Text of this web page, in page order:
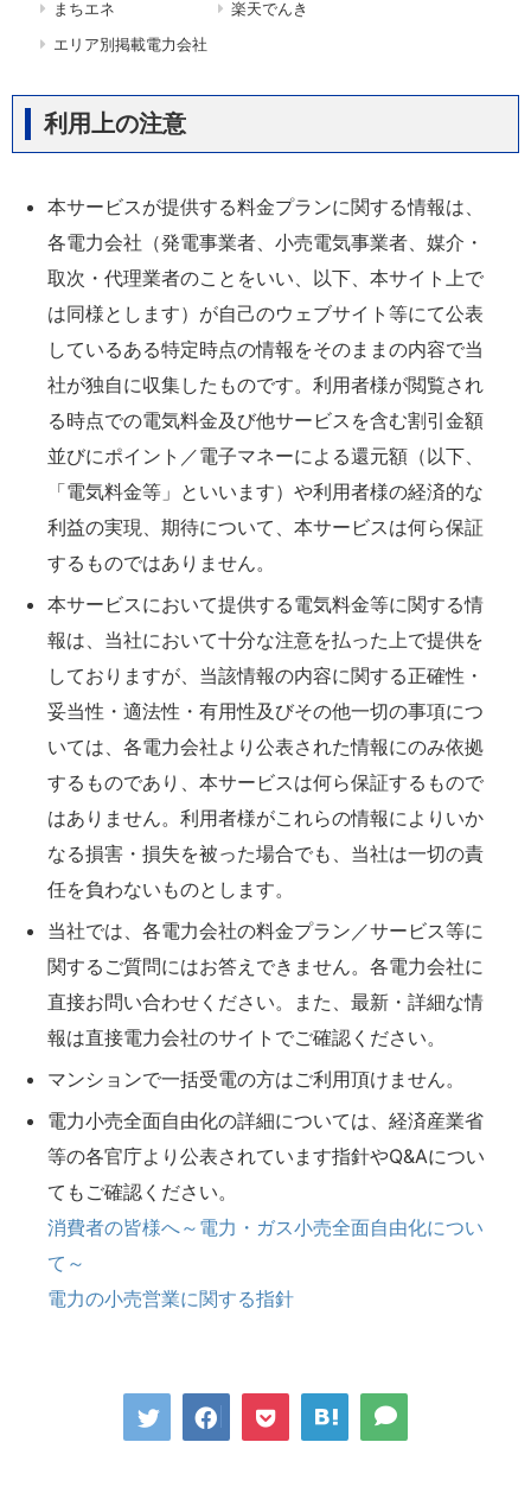
まちエネ
楽天でんき
エリア別掲載電力会社
利用上の注意
本サービスが提供する料金プランに関する情報は、
各電力会社（発電事業者、小売電気事業者、媒介・
取次・代理業者のことをいい、以下、本サイト上で
は同様とします）が自己のウェブサイト等にて公表
しているある特定時点の情報をそのままの内容で当
社が独自に収集したものです。利用者様が閲覧され
る時点での電気料金及び他サービスを含む割引金額
並びにポイント／電子マネーによる還元額（以下、
「電気料金等」といいます）や利用者様の経済的な
利益の実現、期待について、本サービスは何ら保証
するものではありません。
本サービスにおいて提供する電気料金等に関する情
報は、当社において十分な注意を払った上で提供を
しておりますが、当該情報の内容に関する正確性・
妥当性・適法性・有用性及びその他一切の事項につ
いては、各電力会社より公表された情報にのみ依拠
するものであり、本サービスは何ら保証するもので
はありません。利用者様がこれらの情報によりいか
なる損害・損失を被った場合でも、当社は一切の責
任を負わないものとします。
当社では、各電力会社の料金プラン／サービス等に
関するご質問にはお答えできません。各電力会社に
直接お問い合わせください。また、最新・詳細な情
報は直接電力会社のサイトでご確認ください。
マンションで一括受電の方はご利用頂けません。
電力小売全面自由化の詳細については、経済産業省
等の各官庁より公表されています指針やQ&Aについ
てもご確認ください。
消費者の皆様へ～電力・ガス小売全面自由化につい
て～
電力の小売営業に関する指針